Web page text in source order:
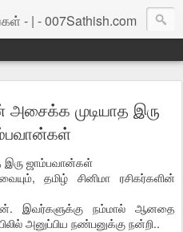
- | - 007Sathish.com
அசைக்க முடியாத இரு
இரு ஜாம்பவான்கள்
தமிழ் சினிமா ரசிகர்களின்
இவர்களுக்கு நம்மால் ஆனதை
அனுப்பிய நண்பனுக்கு நன்றி..